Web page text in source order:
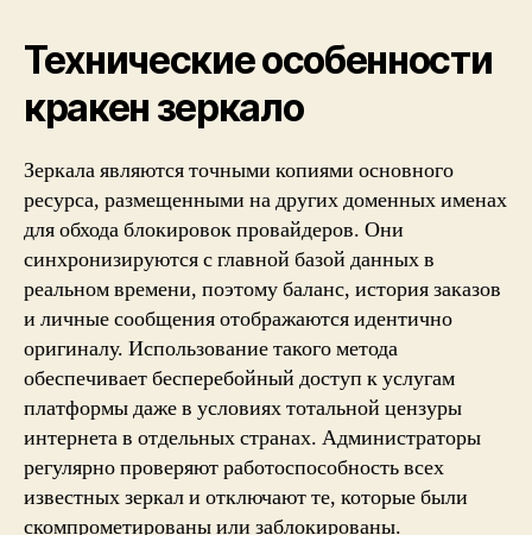
Технические особенности
кракен зеркало
Зеркала являются точными копиями основного
ресурса, размещенными на других доменных именах
для обхода блокировок провайдеров. Они
синхронизируются с главной базой данных в
реальном времени, поэтому баланс, история заказов
и личные сообщения отображаются идентично
оригиналу. Использование такого метода
обеспечивает бесперебойный доступ к услугам
платформы даже в условиях тотальной цензуры
интернета в отдельных странах. Администраторы
регулярно проверяют работоспособность всех
известных зеркал и отключают те, которые были
скомпрометированы или заблокированы.